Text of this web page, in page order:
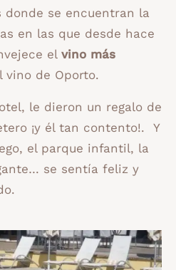
donde se encuentran la
en las que desde hace
el vino más
vino de Oporto.
le dieron un regalo de
¡y él tan contento!. Y
el parque infantil, la
se sentía feliz y